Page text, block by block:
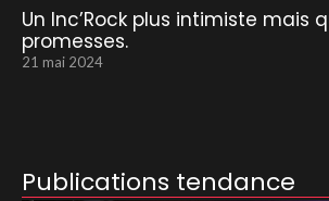
Un Inc’Rock plus intimiste mais
promesses.
21 mai 2024
Publications tendance